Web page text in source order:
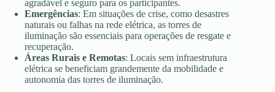
agradável e seguro para os participantes.
Emergências: Em situações de crise, como desastres
naturais ou falhas na rede elétrica, as torres de
iluminação são essenciais para operações de resgate e
recuperação.
Áreas Rurais e Remotas: Locais sem infraestrutura
elétrica se beneficiam grandemente da mobilidade e
autonomia das torres de iluminação.